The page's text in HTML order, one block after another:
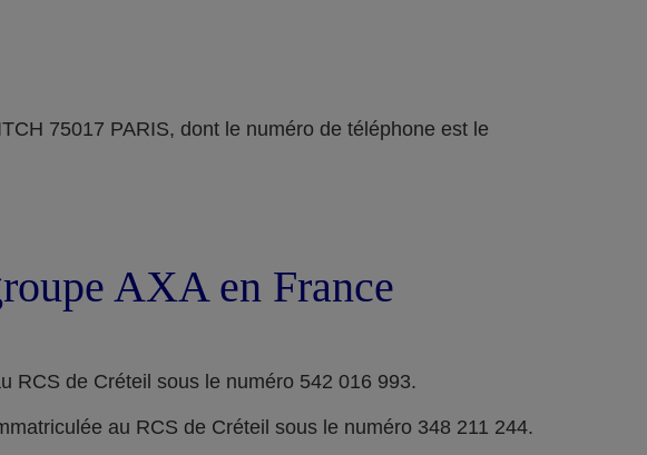
75017 PARIS, dont le numéro de téléphone est le
AXA en France
RCS de Créteil sous le numéro 542 016 993.
au RCS de Créteil sous le numéro 348 211 244.